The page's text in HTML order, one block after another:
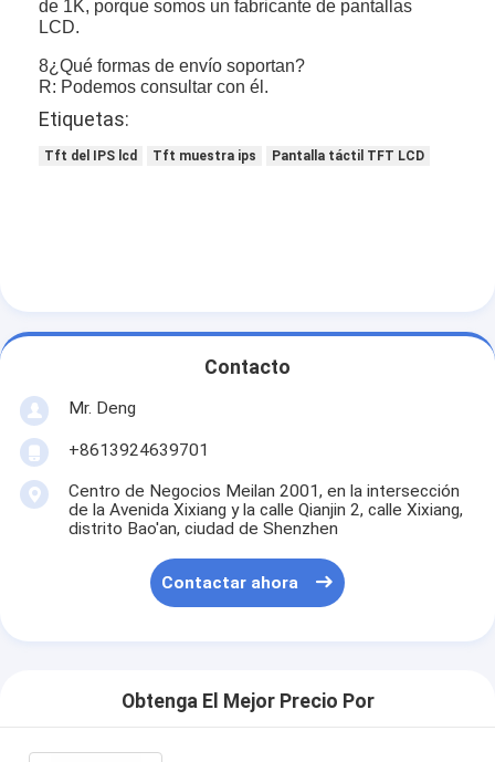
de 1K, porque somos un fabricante de pantallas
LCD.
8¿Qué formas de envío soportan?
R: Podemos consultar con él.
Etiquetas:
Tft del IPS lcd Tft muestra ips Pantalla táctil TFT LCD
Contacto
Mr. Deng
+8613924639701
Centro de Negocios Meilan 2001, en la intersección
de la Avenida Xixiang y la calle Qianjin 2, calle Xixiang,
distrito Bao'an, ciudad de Shenzhen
Contactar ahora
Obtenga El Mejor Precio Por